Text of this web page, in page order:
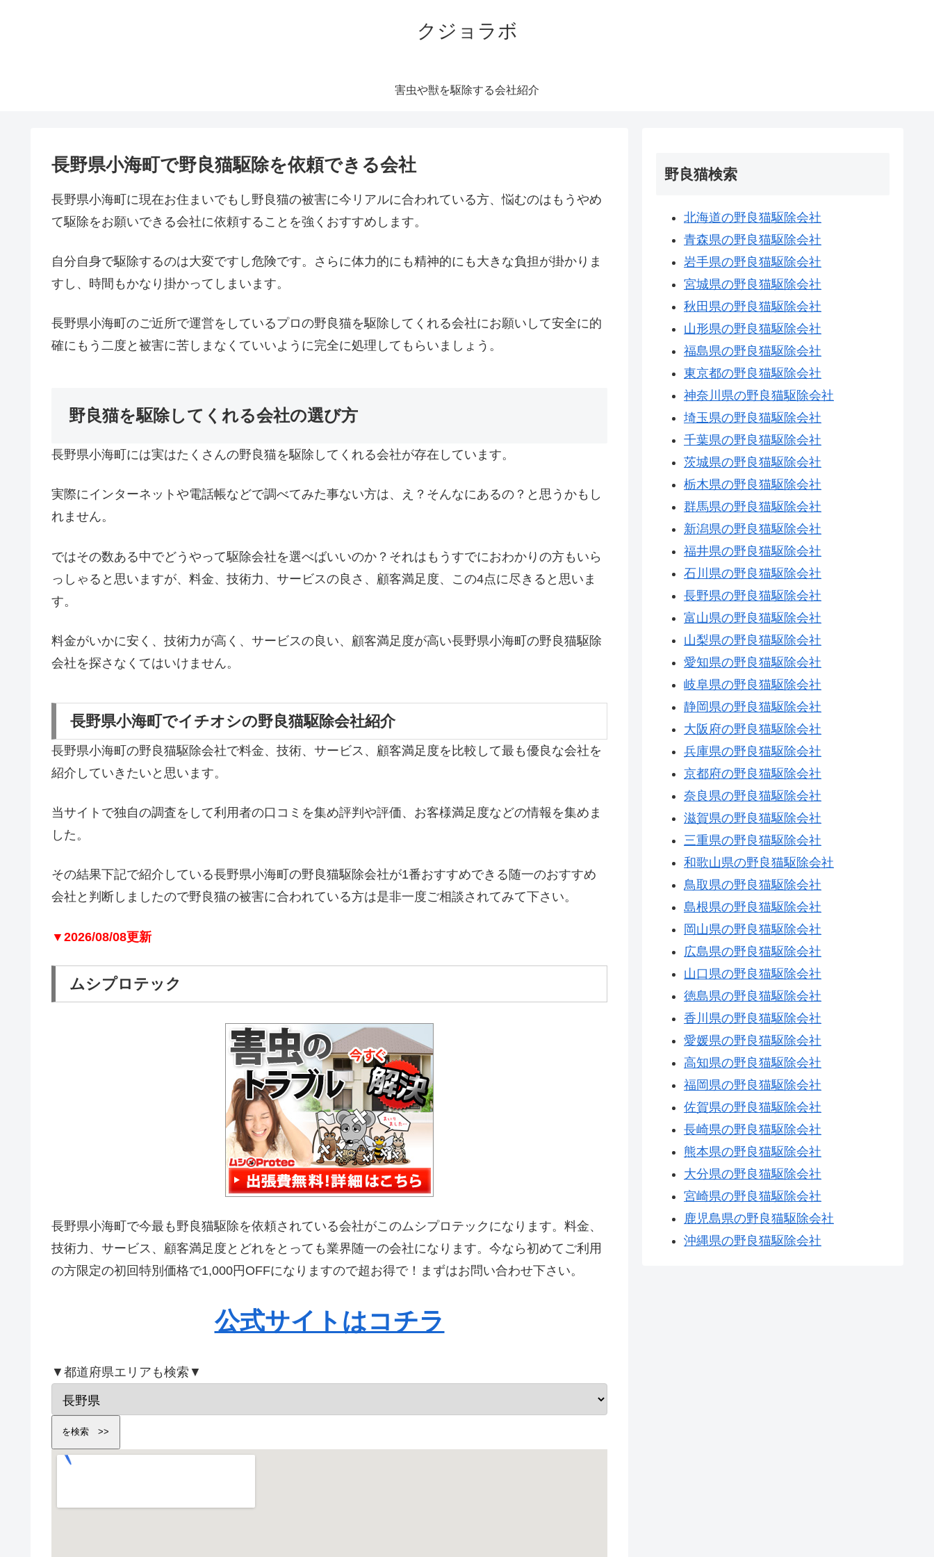
クジョラボ
害虫や獣を駆除する会社紹介
長野県小海町で野良猫駆除を依頼できる会社
長野県小海町に現在お住まいでもし野良猫の被害に今リアルに合われている方、悩むのはもうやめ
て駆除をお願いできる会社に依頼することを強くおすすめします。
自分自身で駆除するのは大変ですし危険です。さらに体力的にも精神的にも大きな負担が掛かりま
すし、時間もかなり掛かってしまいます。
長野県小海町のご近所で運営をしているプロの野良猫を駆除してくれる会社にお願いして安全に的
確にもう二度と被害に苦しまなくていいように完全に処理してもらいましょう。
野良猫を駆除してくれる会社の選び方
長野県小海町には実はたくさんの野良猫を駆除してくれる会社が存在しています。
実際にインターネットや電話帳などで調べてみた事ない方は、え？そんなにあるの？と思うかもし
れません。
ではその数ある中でどうやって駆除会社を選べばいいのか？それはもうすでにおわかりの方もいら
っしゃると思いますが、料金、技術力、サービスの良さ、顧客満足度、この4点に尽きると思いま
す。
料金がいかに安く、技術力が高く、サービスの良い、顧客満足度が高い長野県小海町の野良猫駆除
会社を探さなくてはいけません。
長野県小海町でイチオシの野良猫駆除会社紹介
長野県小海町の野良猫駆除会社で料金、技術、サービス、顧客満足度を比較して最も優良な会社を
紹介していきたいと思います。
当サイトで独自の調査をして利用者の口コミを集め評判や評価、お客様満足度などの情報を集めま
した。
その結果下記で紹介している長野県小海町の野良猫駆除会社が1番おすすめできる随一のおすすめ
会社と判断しましたので野良猫の被害に合われている方は是非一度ご相談されてみて下さい。
▼2026/08/08更新
ムシプロテック
長野県小海町で今最も野良猫駆除を依頼されている会社がこのムシプロテックになります。料金、
技術力、サービス、顧客満足度とどれをとっても業界随一の会社になります。今なら初めてご利用
の方限定の初回特別価格で1,000円OFFになりますので超お得で！まずはお問い合わせ下さい。
公式サイトはコチラ
▼都道府県エリアも検索▼
野良猫検索
北海道の野良猫駆除会社
青森県の野良猫駆除会社
岩手県の野良猫駆除会社
宮城県の野良猫駆除会社
秋田県の野良猫駆除会社
山形県の野良猫駆除会社
福島県の野良猫駆除会社
東京都の野良猫駆除会社
神奈川県の野良猫駆除会社
埼玉県の野良猫駆除会社
千葉県の野良猫駆除会社
茨城県の野良猫駆除会社
栃木県の野良猫駆除会社
群馬県の野良猫駆除会社
新潟県の野良猫駆除会社
福井県の野良猫駆除会社
石川県の野良猫駆除会社
長野県の野良猫駆除会社
富山県の野良猫駆除会社
山梨県の野良猫駆除会社
愛知県の野良猫駆除会社
岐阜県の野良猫駆除会社
静岡県の野良猫駆除会社
大阪府の野良猫駆除会社
兵庫県の野良猫駆除会社
京都府の野良猫駆除会社
奈良県の野良猫駆除会社
滋賀県の野良猫駆除会社
三重県の野良猫駆除会社
和歌山県の野良猫駆除会社
鳥取県の野良猫駆除会社
島根県の野良猫駆除会社
岡山県の野良猫駆除会社
広島県の野良猫駆除会社
山口県の野良猫駆除会社
徳島県の野良猫駆除会社
香川県の野良猫駆除会社
愛媛県の野良猫駆除会社
高知県の野良猫駆除会社
福岡県の野良猫駆除会社
佐賀県の野良猫駆除会社
長崎県の野良猫駆除会社
熊本県の野良猫駆除会社
大分県の野良猫駆除会社
宮崎県の野良猫駆除会社
鹿児島県の野良猫駆除会社
沖縄県の野良猫駆除会社